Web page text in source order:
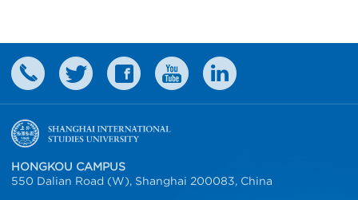
HONGKOU CAMPUS
550 Dalian Road (W), Shanghai 200083, China